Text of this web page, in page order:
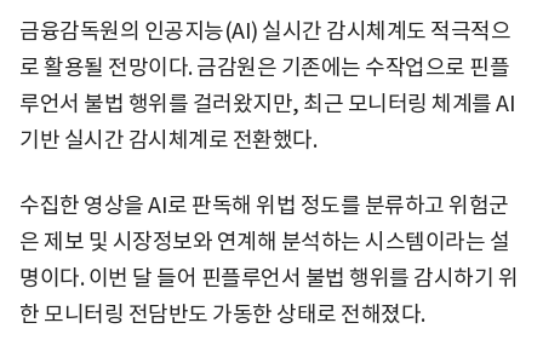
금융감독원의 인공지능(AI) 실시간 감시체계도 적극적으
로 활용될 전망이다. 금감원은 기존에는 수작업으로 핀플
루언서 불법 행위를 걸러왔지만, 최근 모니터링 체계를 AI
기반 실시간 감시체계로 전환했다.
수집한 영상을 AI로 판독해 위법 정도를 분류하고 위험군
은 제보 및 시장정보와 연계해 분석하는 시스템이라는 설
명이다. 이번 달 들어 핀플루언서 불법 행위를 감시하기 위
한 모니터링 전담반도 가동한 상태로 전해졌다.